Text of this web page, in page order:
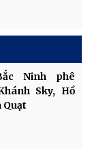
Ninh phê
Sky, Hồ
Quạt